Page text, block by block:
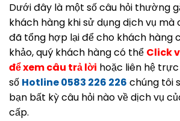
Dưới đây là một số câu hỏi thường
khách hàng khi sử dụng dịch vụ
đã tổng hợp lại để cho khách hàng
khảo, quý khách hàng có thể Click
để xem câu trả lời hoặc liên hệ
số Hotline 0583 226 226 chúng tôi
bạn bất kỳ câu hỏi nào về dịch vụ
cấp.